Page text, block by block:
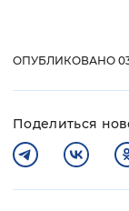
ОПУБЛИКОВАНО
Поделиться